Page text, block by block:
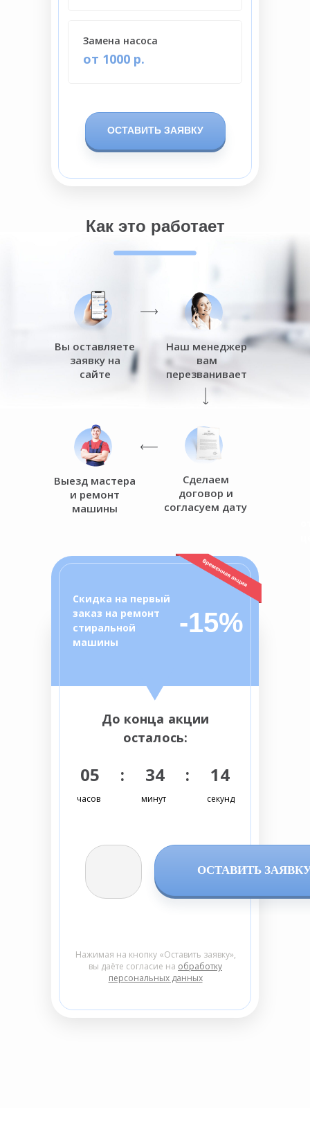
Как это работает
05 : 34 : 13
До конца акции
осталось:
Скидка на первый
заказ на ремонт
стиральной
машины
-15%
ОСТАВИТЬ
Нажимая на кнопку «Оставить заявку»,
вы даёте согласие на обработку
персональных данных
ОСТАВИТЬ ЗАЯВКУ
секунд
минут
часов
от 1000 р.
Замена насоса
Выезд мастера
и ремонт
машины
Сделаем
договор и
согласуем дату
Наш менеджер
вам
перезванивает
Вы оставляете
заявку на
сайте